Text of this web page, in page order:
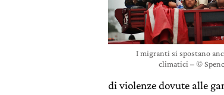
I migranti si spostano
climatici – ©
di violenze dovute alle